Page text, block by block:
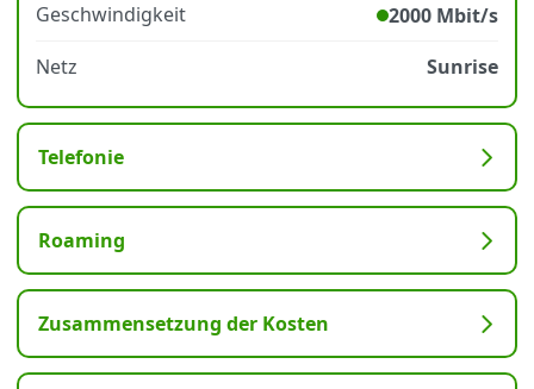
Geschwindigkeit
2000 Mbit/s
Netz
Sunrise
Telefonie
Roaming
Zusammensetzung der Kosten